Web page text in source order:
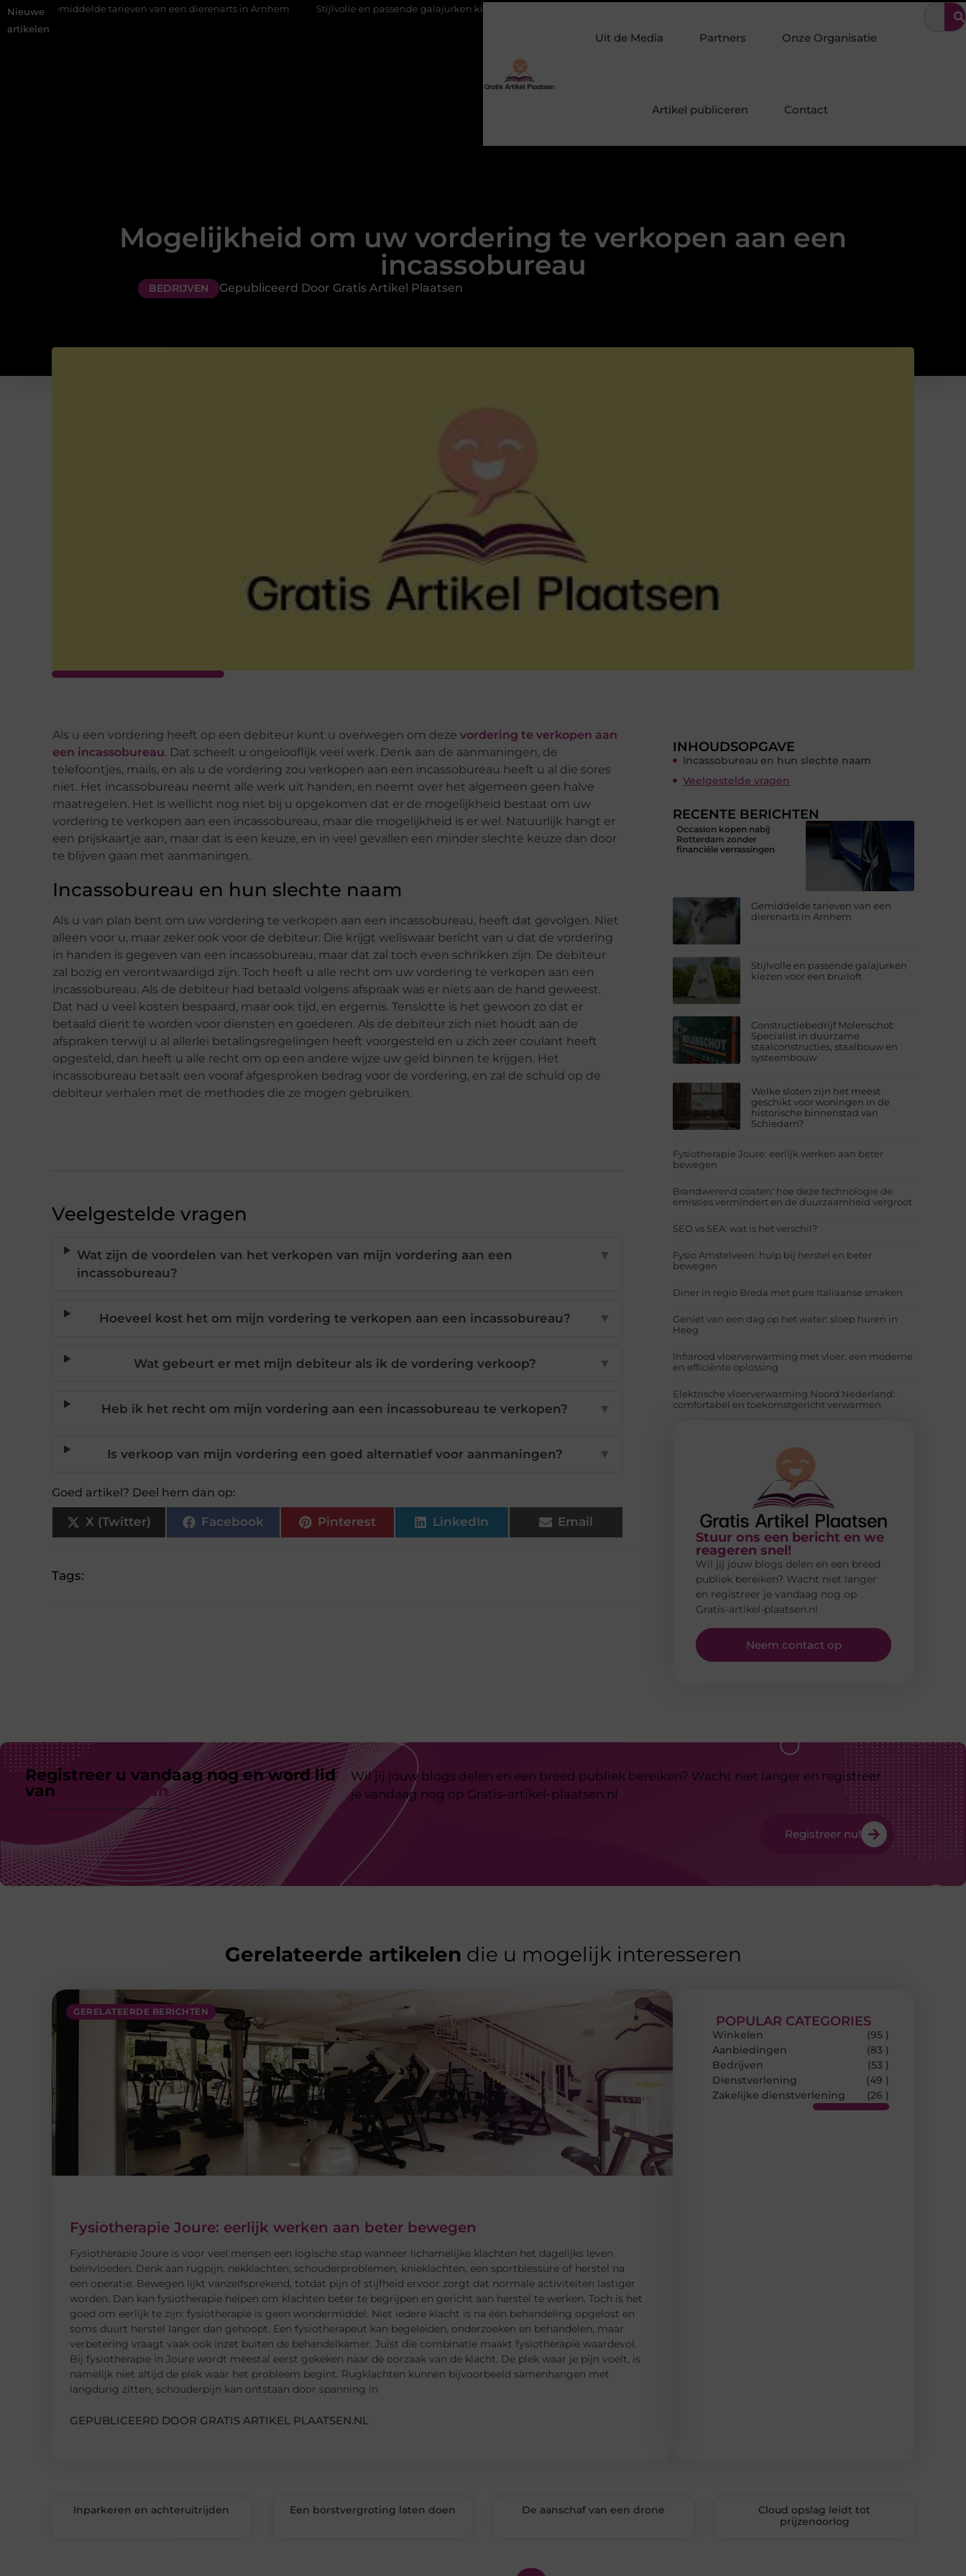
Nieuwe
artikelen
tarieven van een dierenarts in Arnhem Stijlvolle en passende galajurken kiezen voor een bruiloft Constructiebedrijf Molenschot: Specialist in duurzame staalconstructies, staalbouw en
Uit de Media Partners Onze Organisatie
Artikel publiceren Contact
Mogelijkheid om uw vordering te verkopen aan een
incassobureau
BEDRIJVEN Gepubliceerd Door Gratis Artikel Plaatsen
Als u een vordering heeft op een debiteur kunt u overwegen om deze vordering te verkopen aan
een incassobureau. Dat scheelt u ongelooflijk veel werk. Denk aan de aanmaningen, de
telefoontjes, mails, en als u de vordering zou verkopen aan een incassobureau heeft u al die sores
niet. Het incassobureau neemt alle werk uit handen, en neemt over het algemeen geen halve
maatregelen. Het is wellicht nog niet bij u opgekomen dat er de mogelijkheid bestaat om uw
vordering te verkopen aan een incassobureau, maar die mogelijkheid is er wel. Natuurlijk hangt er
een prijskaartje aan, maar dat is een keuze, en in veel gevallen een minder slechte keuze dan door
te blijven gaan met aanmaningen.
Incassobureau en hun slechte naam
Als u van plan bent om uw vordering te verkopen aan een incassobureau, heeft dat gevolgen. Niet
alleen voor u, maar zeker ook voor de debiteur. Die krijgt weliswaar bericht van u dat de vordering
in handen is gegeven van een incassobureau, maar dat zal toch even schrikken zijn. De debiteur
zal bozig en verontwaardigd zijn. Toch heeft u alle recht om uw vordering te verkopen aan een
incassobureau. Als de debiteur had betaald volgens afspraak was er niets aan de hand geweest.
Dat had u veel kosten bespaard, maar ook tijd, en ergernis. Tenslotte is het gewoon zo dat er
betaald dient te worden voor diensten en goederen. Als de debiteur zich niet houdt aan de
afspraken terwijl u al allerlei betalingsregelingen heeft voorgesteld en u zich zeer coulant heeft
opgesteld, dan heeft u alle recht om op een andere wijze uw geld binnen te krijgen. Het
incassobureau betaalt een vooraf afgesproken bedrag voor de vordering, en zal de schuld op de
debiteur verhalen met de methodes die ze mogen gebruiken.
Veelgestelde vragen
Wat zijn de voordelen van het verkopen van mijn vordering aan een
incassobureau?
▼
Hoeveel kost het om mijn vordering te verkopen aan een incassobureau? ▼
Wat gebeurt er met mijn debiteur als ik de vordering verkoop? ▼
Heb ik het recht om mijn vordering aan een incassobureau te verkopen? ▼
Is verkoop van mijn vordering een goed alternatief voor aanmaningen? ▼
Goed artikel? Deel hem dan op:
X (Twitter) Facebook Pinterest LinkedIn Email
Tags:
INHOUDSOPGAVE
Incassobureau en hun slechte naam
Veelgestelde vragen
RECENTE BERICHTEN
Occasion kopen nabij
Rotterdam zonder
financiële verrassingen
Gemiddelde tarieven van een
dierenarts in Arnhem
Stijlvolle en passende galajurken
kiezen voor een bruiloft
Constructiebedrijf Molenschot:
Specialist in duurzame
staalconstructies, staalbouw en
systeembouw
Welke sloten zijn het meest
geschikt voor woningen in de
historische binnenstad van
Schiedam?
Fysiotherapie Joure: eerlijk werken aan beter
bewegen
Brandwerend coaten: hoe deze technologie de
emissies vermindert en de duurzaamheid vergroot
SEO vs SEA: wat is het verschil?
Fysio Amstelveen: hulp bij herstel en beter
bewegen
Diner in regio Breda met pure Italiaanse smaken
Geniet van een dag op het water: sloep huren in
Heeg
Infrarood vloerverwarming met vloer: een moderne
en efficiënte oplossing
Elektrische vloerverwarming Noord Nederland:
comfortabel en toekomstgericht verwarmen
Stuur ons een bericht en we
reageren snel!
Wil jij jouw blogs delen en een breed
publiek bereiken? Wacht niet langer
en registreer je vandaag nog op
Gratis-artikel-plaatsen.nl
Neem contact op
Registreer u vandaag nog en word lid
van
ons platform
Wil jij jouw blogs delen en een breed publiek bereiken? Wacht niet langer en registreer
je vandaag nog op Gratis-artikel-plaatsen.nl
Registreer nu!
Gerelateerde artikelen die u mogelijk interesseren
GERELATEERDE BERICHTEN
Fysiotherapie Joure: eerlijk werken aan beter bewegen
Fysiotherapie Joure is voor veel mensen een logische stap wanneer lichamelijke klachten het dagelijks leven
beïnvloeden. Denk aan rugpijn, nekklachten, schouderproblemen, knieklachten, een sportblessure of herstel na
een operatie. Bewegen lijkt vanzelfsprekend, totdat pijn of stijfheid ervoor zorgt dat normale activiteiten lastiger
worden. Dan kan fysiotherapie helpen om klachten beter te begrijpen en gericht aan herstel te werken. Toch is het
goed om eerlijk te zijn: fysiotherapie is geen wondermiddel. Niet iedere klacht is na één behandeling opgelost en
soms duurt herstel langer dan gehoopt. Een fysiotherapeut kan begeleiden, onderzoeken en behandelen, maar
verbetering vraagt vaak ook inzet buiten de behandelkamer. Juist die combinatie maakt fysiotherapie waardevol.
Bij fysiotherapie in Joure wordt meestal eerst gekeken naar de oorzaak van de klacht. De plek waar je pijn voelt, is
namelijk niet altijd de plek waar het probleem begint. Rugklachten kunnen bijvoorbeeld samenhangen met
langdurig zitten, schouderpijn kan ontstaan door spanning in
GEPUBLICEERD DOOR GRATIS ARTIKEL PLAATSEN.NL
POPULAR CATEGORIES
Winkelen
(95 )
Aanbiedingen
(83 )
Bedrijven
(53 )
Dienstverlening
(49 )
Zakelijke dienstverlening
(26 )
Inparkeren en achteruitrijden Een borstvergroting laten doen De aanschaf van een drone
Cloud opslag leidt tot
prijzenoorlog